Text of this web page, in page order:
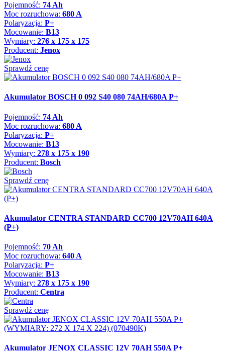
Pojemność: 74 Ah
Moc rozruchowa: 680 A
Polaryzacja: P+
Mocowanie: B13
Wymiary: 276 x 175 x 175
Producent: Jenox
Sprawdź cenę
Akumulator BOSCH 0 092 S40 080 74AH/680A P+
Pojemność: 74 Ah
Moc rozruchowa: 680 A
Polaryzacja: P+
Mocowanie: B13
Wymiary: 278 x 175 x 190
Producent: Bosch
Sprawdź cenę
Akumulator CENTRA STANDARD CC700 12V70AH 640A
(P+)
Pojemność: 70 Ah
Moc rozruchowa: 640 A
Polaryzacja: P+
Mocowanie: B13
Wymiary: 278 x 175 x 190
Producent: Centra
Sprawdź cenę
Akumulator JENOX CLASSIC 12V 70AH 550A P+